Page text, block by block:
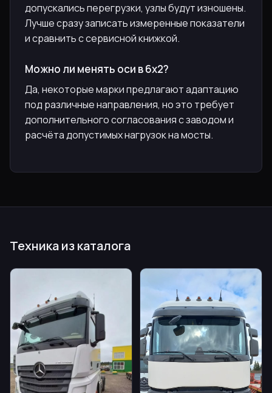
допускались перегрузки, узлы будут изношены.
Лучше сразу записать измеренные показатели
и сравнить с сервисной книжкой.
Можно ли менять оси в 6х2?
Да, некоторые марки предлагают адаптацию
под различные направления, но это требует
дополнительного согласования с заводом и
расчёта допустимых нагрузок на мосты.
Техника из каталога